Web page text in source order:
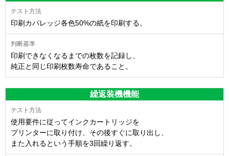
印刷カバレッジ各色50%の紙を印刷する。
印刷できなくなるまでの枚数を記録し、
純正と同じ印刷枚数寿命であること。
繰返装機機能
使用要件に従ってインクカートリッジを
プリンターに取り付け、その後すぐに取り出し、
また入れるという手順を3回繰り返す。